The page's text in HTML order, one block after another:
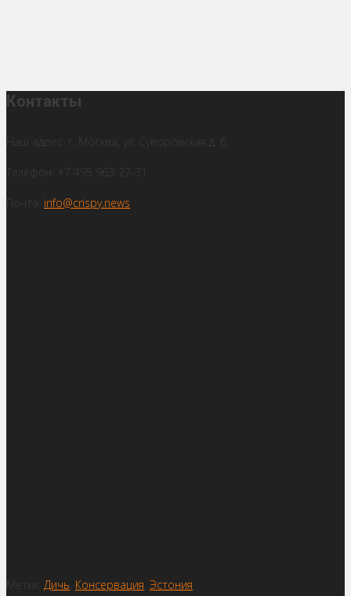
Контакты
Наш адрес: г. Москва, ул. Суворовская д. 6
Телефон: +7 495 963-27-31
Почта: info@crispy.news
Метки: Дичь Консервация Эстония